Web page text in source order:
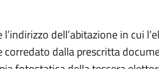
dell’abitazione in cui
dalla prescritta